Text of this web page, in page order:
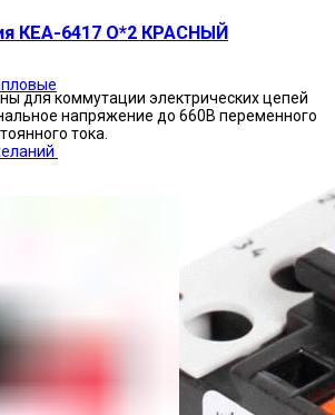
КЕА-6417 О*2 КРАСНЫЙ
для коммутации электрических цепей
напряжение до 660В переменного
тока.